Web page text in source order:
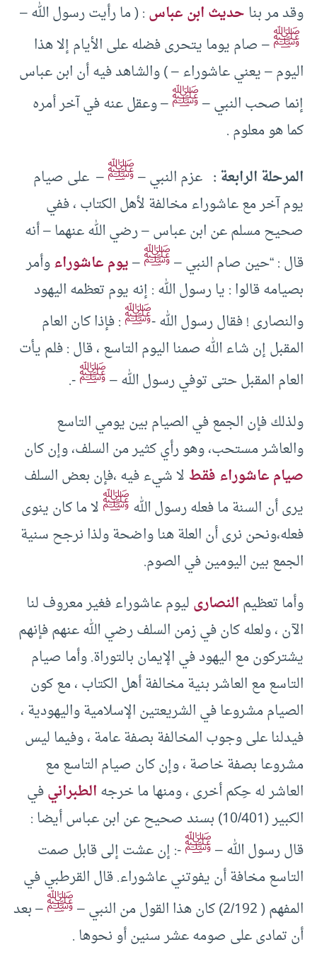
وقد مر بناحديث ابن عباس: ( ما رأيت رسول الله –
ﷺ– صام يوما يتحرى فضله على الأيام إلا هذا
اليوم – يعني عاشوراء – ) والشاهد فيه أن ابن عباس
إنما صحب النبي –ﷺ– وعقل عنه في آخر أمره
كما هو معلوم .
المرحلة الرابعة : عزم النبي –ﷺ– على صيام
يوم آخر مع عاشوراء مخالفة لأهل الكتاب ، ففي
صحيح مسلم عن ابن عباس – رضي الله عنهما – أنه
قال : “حين صام النبي –ﷺ–يوم عاشوراءوأمر
بصيامه قالوا : يا رسول الله : إنه يوم تعظمه اليهود
والنصارى ! فقال رسول الله -ﷺ: فإذا كان العام
المقبل إن شاء الله صمنا اليوم التاسع ، قال : فلم يأت
العام المقبل حتى توفي رسول الله –ﷺ-.
ولذلك فإن الجمع في الصيام بين يومي التاسع
والعاشر مستحب، وهو رأي كثير من السلف، وإن كان
صيام عاشوراء فقطلا شيء فيه ،فإن بعض السلف
يرى أن السنة ما فعله رسول اللهﷺلا ما كان ينوى
فعله،ونحن نرى أن العلة هنا واضحة ولذا نرجح سنية
الجمع بين اليومين في الصوم.
وأما تعظيمالنصارىليوم عاشوراء فغير معروف لنا
الآن ، ولعله كان في زمن السلف رضي الله عنهم فإنهم
يشتركون مع اليهود في الإيمان بالتوراة. وأما صيام
التاسع مع العاشر بنية مخالفة أهل الكتاب ، مع كون
الصيام مشروعا في الشريعتين الإسلامية واليهودية ،
فيدلنا على وجوب المخالفة بصفة عامة ، وفيما ليس
مشروعا بصفة خاصة ، وإن كان صيام التاسع مع
العاشر له حِكم أخرى ، ومنها ما خرجهالطبرانيفي
الكبير (10/401) بسند صحيح عن ابن عباس أيضا :
قال رسول الله –ﷺ-: إن عشت إلى قابل صمت
التاسع مخافة أن يفوتني عاشوراء. قال القرطبي في
المفهم ( 2/192) كان هذا القول من النبي –
ﷺ– بعد
أن تمادى على صومه عشر سنين أو نحوها .